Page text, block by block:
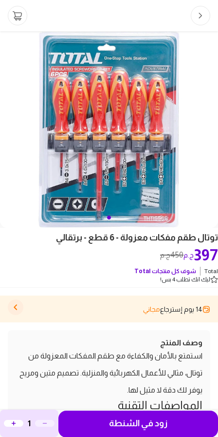
توتال طقم مفكات معزولة - 6 قطع - برتقالي
450ج.م 397ج.م
Total شوف كل منتجات Total
ليك انك تطلب 4 بس!
14 يوم إسترجاع مجاني
وصف المنتج
استمتع بالأمان والكفاءة مع طقم المفكات المعزولة من
توتال، مثالي للأعمال الكهربائية والمنزلية. تصميم متين ومريح
يوفر لك دقة لا مثيل لها.
المواصفات التقنية
الماركة:Total
زود في الشنطة